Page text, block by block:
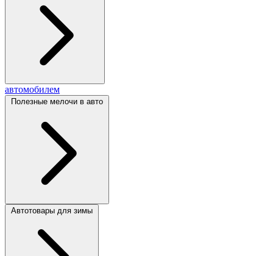
автомобилем
Полезные мелочи в авто
Автотовары для зимы